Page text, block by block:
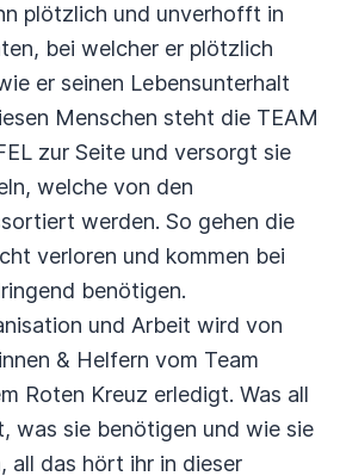
plötzlich und unverhofft in
bei welcher er plötzlich
er seinen Lebensunterhalt
Menschen steht die TEAM
zur Seite und versorgt sie
welche von den
werden. So gehen die
verloren und kommen bei
benötigen.
und Arbeit wird von
& Helfern vom Team
Roten Kreuz erledigt. Was all
was sie benötigen und wie sie
all das hört ihr in dieser